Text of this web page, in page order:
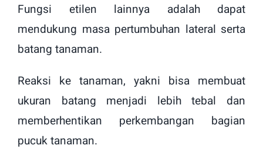
Fungsi etilen lainnya adalah dapat
mendukung masa pertumbuhan lateral serta
batang tanaman.
Reaksi ke tanaman, yakni bisa membuat
ukuran batang menjadi lebih tebal dan
memberhentikan perkembangan bagian
pucuk tanaman.